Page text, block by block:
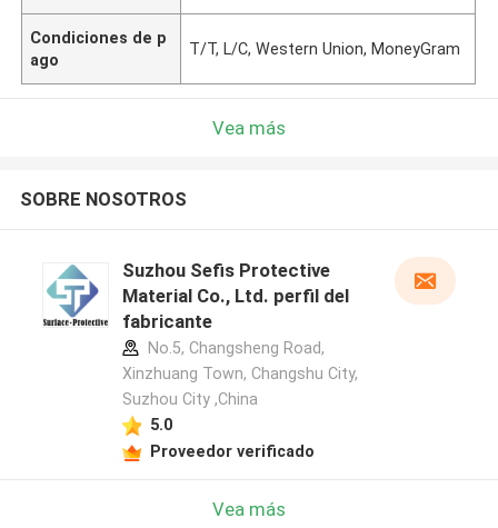
Condiciones de p
ago
T/T, L/C, Western Union, MoneyGram
Vea más
SOBRE NOSOTROS
Suzhou Sefis Protective
Material Co., Ltd. perfil del
fabricante
No.5, Changsheng Road,
Xinzhuang Town, Changshu City,
Suzhou City ,China
5.0
Proveedor verificado
Vea más